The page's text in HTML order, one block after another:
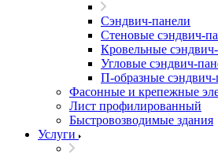
Сэндвич-панели
Стеновые сэндвич-
Кровельные
Угловые сэндвич-
П-образные сэндвич-
Фасонные и крепежные
Лист профилированный
Быстровозводимые здания
Услуги